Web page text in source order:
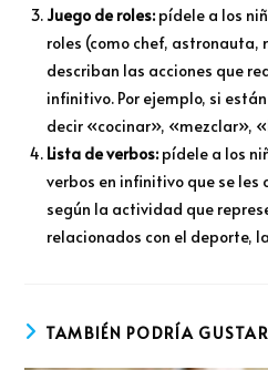
Juego de roles: pídele a los
roles (como chef, astronauta,
describan las acciones que
infinitivo. Por ejemplo, si
decir «cocinar», «mezclar»,
Lista de verbos: pídele a los
verbos en infinitivo que se les
según la actividad que
relacionados con el deporte,
TAMBIÉN PODRÍA